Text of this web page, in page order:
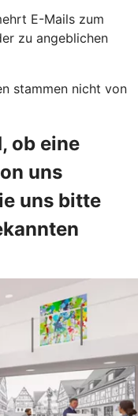
E-Mails zum
zu angeblichen
stammen nicht von
ob eine
uns
uns bitte